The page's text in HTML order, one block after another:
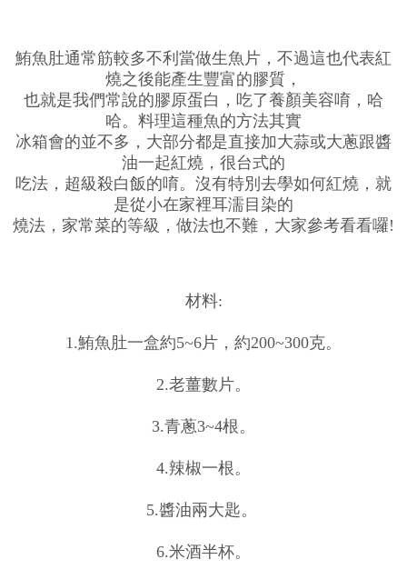
鮪魚肚通常筋較多不利當做生魚片，不過這也代表紅
燒之後能產生豐富的膠質，
也就是我們常說的膠原蛋白，吃了養顏美容唷，哈
哈。料理這種魚的方法其實
冰箱會的並不多，大部分都是直接加大蒜或大蔥跟醬
油一起紅燒，很台式的
吃法，超級殺白飯的唷。沒有特別去學如何紅燒，就
是從小在家裡耳濡目染的
燒法，家常菜的等級，做法也不難，大家參考看看囉!
材料:
1.鮪魚肚一盒約5~6片，約200~300克。
2.老薑數片。
3.青蔥3~4根。
4.辣椒一根。
5.醬油兩大匙。
6.米酒半杯。